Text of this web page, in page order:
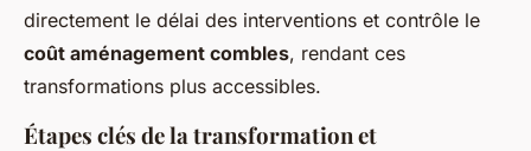
directement le délai des interventions et contrôle le
coût aménagement combles, rendant ces
transformations plus accessibles.
Étapes clés de la transformation et